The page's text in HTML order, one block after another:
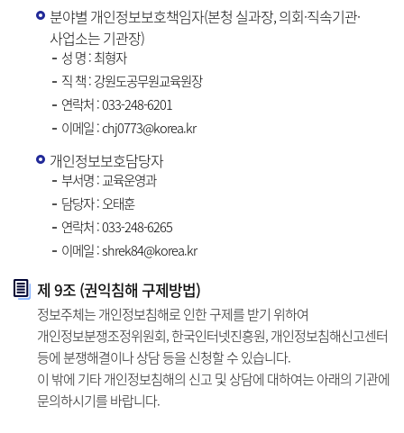
분야별 개인정보보호책임자(본청 실과장, 의회·직속기관·
사업소는 기관장)
성 명 : 최형자
직 책 : 강원도공무원교육원장
연락처 : 033-248-6201
이메일 : chj0773@korea.kr
개인정보보호담당자
부서명 : 교육운영과
담당자 : 오태훈
연락처 : 033-248-6265
이메일 : shrek84@korea.kr
제 9조 (권익침해 구제방법)
정보주체는 개인정보침해로 인한 구제를 받기 위하여
개인정보분쟁조정위원회, 한국인터넷진흥원, 개인정보침해신고센터
등에 분쟁해결이나 상담 등을 신청할 수 있습니다.
이 밖에 기타 개인정보침해의 신고 및 상담에 대하여는 아래의 기관에
문의하시기를 바랍니다.